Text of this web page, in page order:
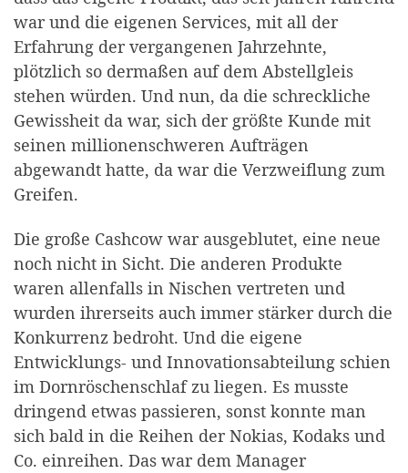
war und die eigenen Services, mit all der
Erfahrung der vergangenen Jahrzehnte,
plötzlich so dermaßen auf dem Abstellgleis
stehen würden. Und nun, da die schreckliche
Gewissheit da war, sich der größte Kunde mit
seinen millionenschweren Aufträgen
abgewandt hatte, da war die Verzweiflung zum
Greifen.
Die große Cashcow war ausgeblutet, eine neue
noch nicht in Sicht. Die anderen Produkte
waren allenfalls in Nischen vertreten und
wurden ihrerseits auch immer stärker durch die
Konkurrenz bedroht. Und die eigene
Entwicklungs- und Innovationsabteilung schien
im Dornröschenschlaf zu liegen. Es musste
dringend etwas passieren, sonst konnte man
sich bald in die Reihen der Nokias, Kodaks und
Co. einreihen. Das war dem Manager